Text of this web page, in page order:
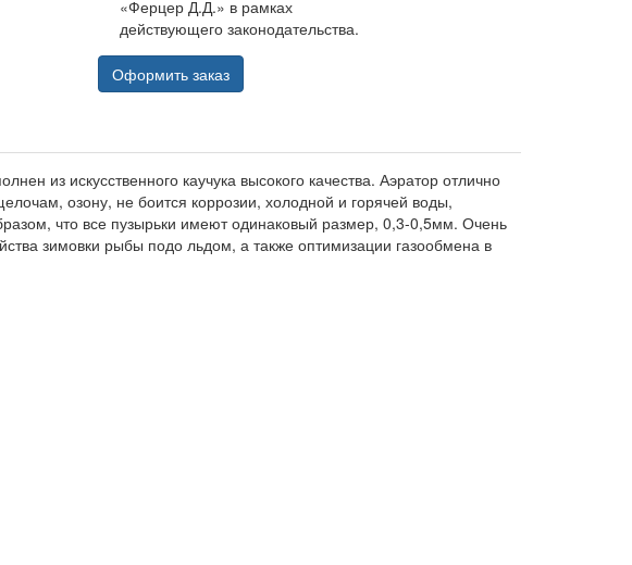
«Ферцер Д.Д.» в рамках
действующего законодательства.
Оформить заказ
из искусственного каучука высокого качества. Аэратор отлично
озону, не боится коррозии, холодной и горячей воды,
что все пузырьки имеют одинаковый размер, 0,3-0,5мм. Очень
зимовки рыбы подо льдом, а также оптимизации газообмена в